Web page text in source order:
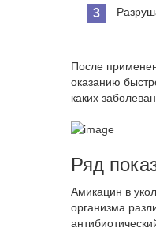
После
оказанию
каких
Ряд
Амикацин в
организма